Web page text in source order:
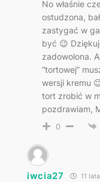
No właśnie
ostudzona,
zastygać w
być 😉
zadowolona.
“tortowej”
wersji kremu
tort zrobić w
pozdrawiam,
0
iwcia27 11